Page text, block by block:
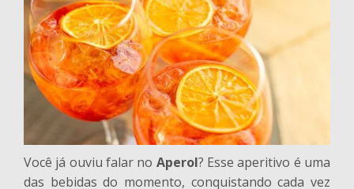
Você já ouviu falar no Aperol? Esse aperitivo é uma
das bebidas do momento, conquistando cada vez